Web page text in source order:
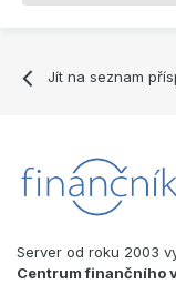
Jít na seznam
Server od roku 2003
Centrum finančního